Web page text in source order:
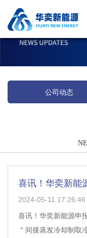
公司动态
2024-05-11 17:26:46
喜讯！华奕新能源申
＂间接蒸发冷却制取